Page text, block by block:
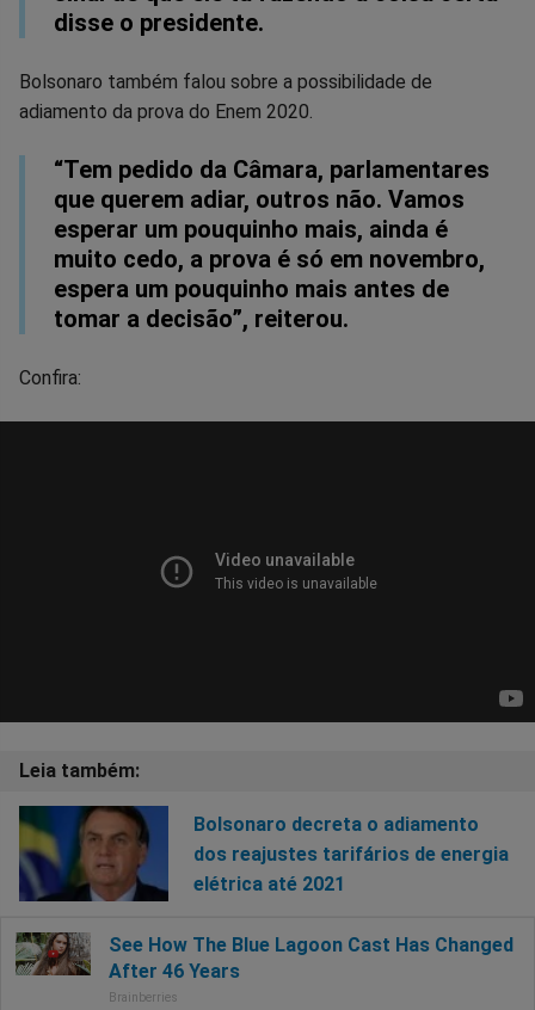
disse o presidente.
Bolsonaro também falou sobre a possibilidade de
adiamento da prova do Enem 2020.
“Tem pedido da Câmara, parlamentares
que querem adiar, outros não. Vamos
esperar um pouquinho mais, ainda é
muito cedo, a prova é só em novembro,
espera um pouquinho mais antes de
tomar a decisão”, reiterou.
Confira:
Bolsonaro decreta o adiamento
dos reajustes tarifários de energia
elétrica até 2021